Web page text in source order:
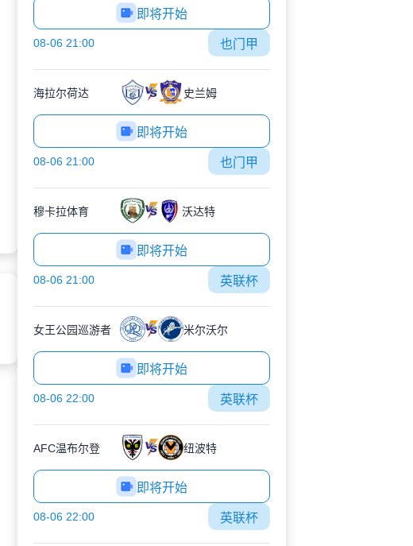
即将开始
08-06 21:00 也门甲
海拉尔荷达 史兰姆
即将开始
08-06 21:00 也门甲
穆卡拉体育 沃达特
即将开始
08-06 21:00 英联杯
女王公园巡游者 米尔沃尔
即将开始
08-06 22:00 英联杯
AFC温布尔登 纽波特
即将开始
08-06 22:00 英联杯